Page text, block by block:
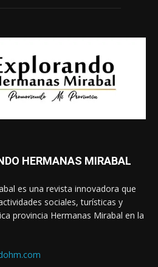
HERMANAS MIRABAL
es una revista innovadora que
sociales, turísticas y
provincia Hermanas Mirabal en la